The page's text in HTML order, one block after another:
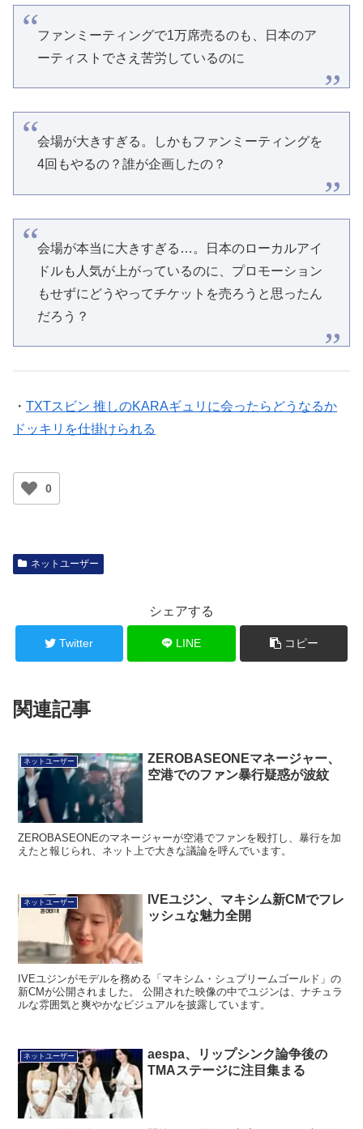
ファンミーティングで1万席売るのも、日本のア
ーティストでさえ苦労しているのに
会場が大きすぎる。しかもファンミーティングを
4回もやるの？誰が企画したの？
会場が本当に大きすぎる…。日本のローカルアイ
ドルも人気が上がっているのに、プロモーション
もせずにどうやってチケットを売ろうと思ったん
だろう？
・ TXTスビン 推しのKARAギュリに会ったらどうなるか
ドッキリを仕掛けられる
0
ネットユーザー
シェアする
Twitter LINE コピー
関連記事
ネットユーザー
ZEROBASEONEマネージャー、
空港でのファン暴行疑惑が波紋
ZEROBASEONEのマネージャーが空港でファンを殴打し、暴行を加
えたと報じられ、ネット上で大きな議論を呼んでいます。
ネットユーザー
IVEユジン、マキシム新CMでフレ
ッシュな魅力全開
IVEユジンがモデルを務める「マキシム・シュプリームゴールド」の
新CMが公開されました。 公開された映像の中でユジンは、ナチュラ
ルな雰囲気と爽やかなビジュアルを披露しています。
ネットユーザー
aespa、リップシンク論争後の
TMAステージに注目集まる